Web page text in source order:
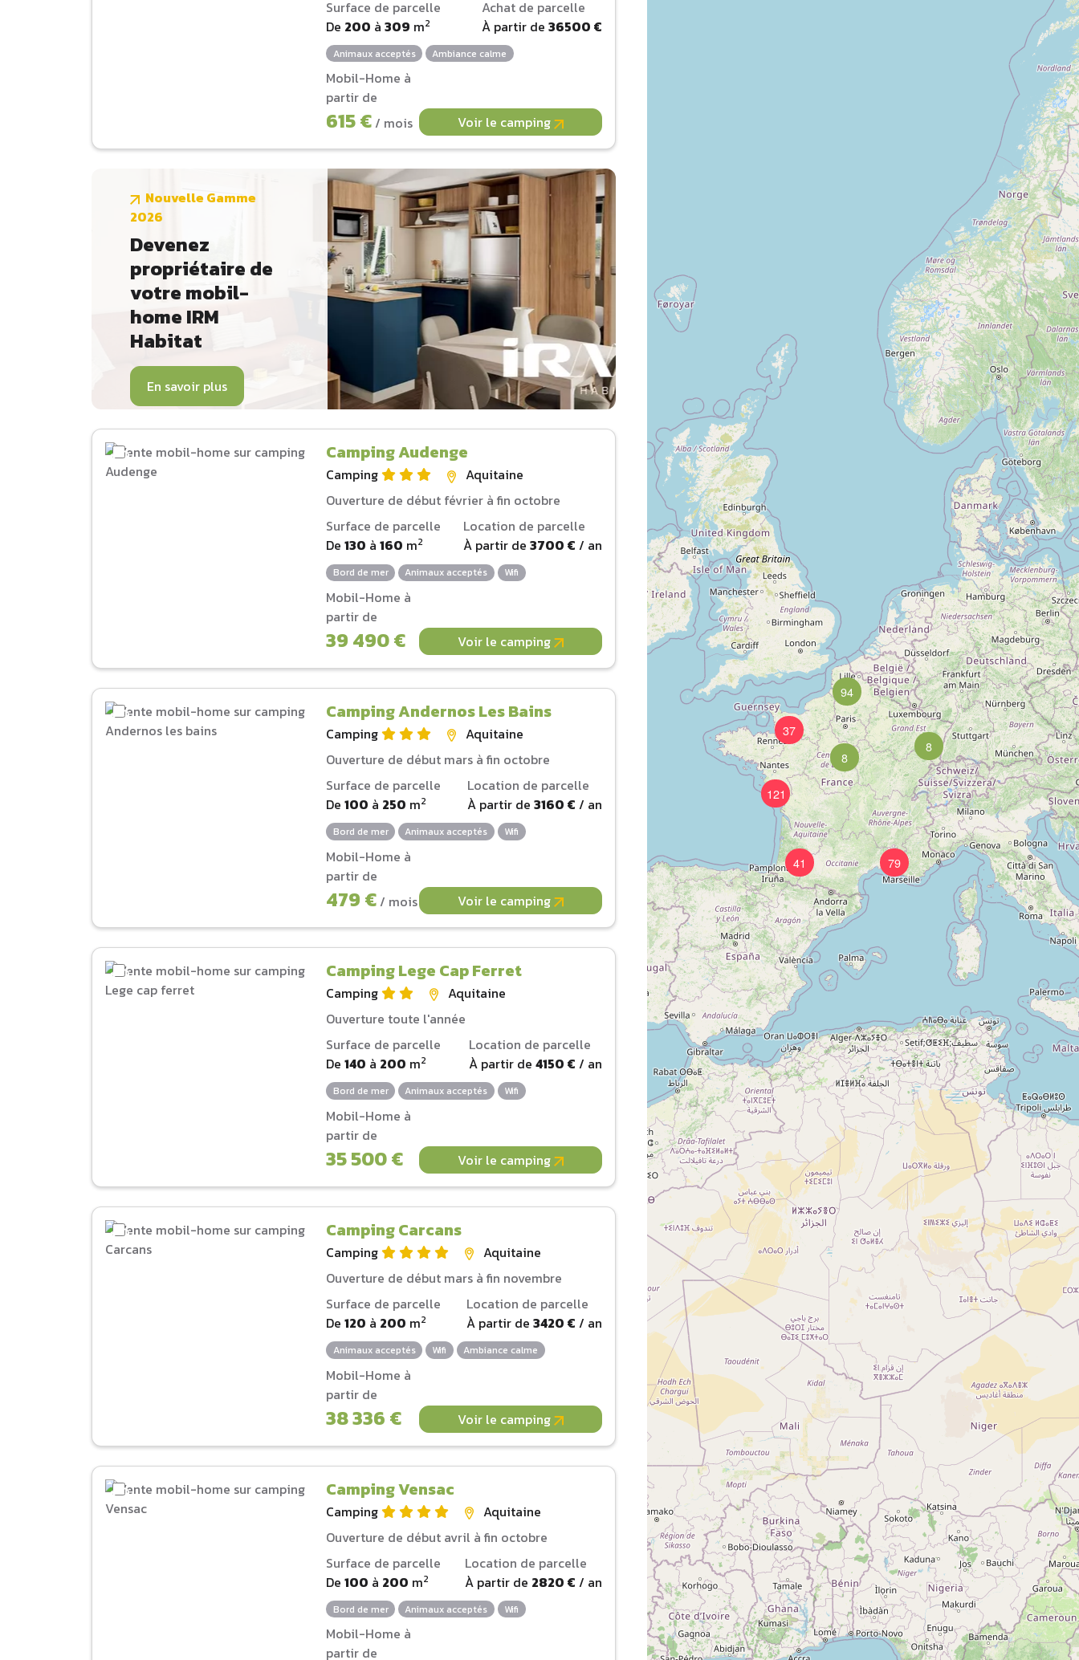
8
37
8
94
79
121
41
Surface de parcelle
De 200 à309 m2
Achat de parcelle
À partir de 36500 €
Animaux acceptés Ambiance calme
Mobil-Home à
partir de
615 € / mois Voir le camping
Nouvelle Gamme
2026
Devenez
propriétaire de
votre mobil-
home IRM
Habitat
En savoir plus
Camping Audenge
Camping
Aquitaine
Ouverture de début février à fin octobre
Surface de parcelle
De130 à160 m2
Location de parcelle
À partir de 3700 € / an
Bord de mer Animaux acceptés Wifi
Mobil-Home à
partir de
39 490 € Voir le camping
Camping Andernos Les Bains
Camping
Aquitaine
Ouverture de début mars à fin octobre
Surface de parcelle
De100 à 250 m2
Location de parcelle
À partir de 3160 € / an
Bord de mer Animaux acceptés Wifi
Mobil-Home à
partir de
479 € / mois Voir le camping
Camping Lege Cap Ferret
Camping
Aquitaine
Ouverture toute l'année
Surface de parcelle
De140 à 200 m2
Location de parcelle
À partir de 4150 € / an
Bord de mer Animaux acceptés Wifi
Mobil-Home à
partir de
35 500 € Voir le camping
Camping Carcans
Camping
Aquitaine
Ouverture de début mars à fin novembre
Surface de parcelle
De120 à 200 m2
Location de parcelle
À partir de 3420 € / an
Animaux acceptés Wifi Ambiance calme
Mobil-Home à
partir de
38 336 € Voir le camping
Camping Vensac
Camping
Aquitaine
Ouverture de début avril à fin octobre
Surface de parcelle
De100 à 200 m2
Location de parcelle
À partir de 2820 € / an
Bord de mer Animaux acceptés Wifi
Mobil-Home à
partir de